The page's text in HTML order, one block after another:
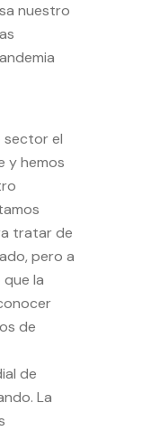
nuestro
sector el
y hemos
tratar de
pero a
la
de
de
La